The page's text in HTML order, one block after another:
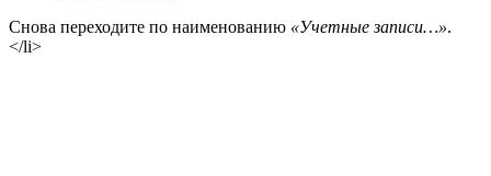
Снова переходите по наименованию «Учетные записи…».
</li>